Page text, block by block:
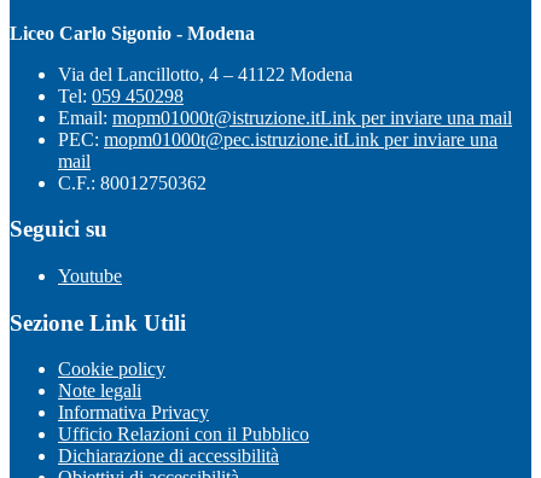
Liceo Carlo Sigonio - Modena
Via del Lancillotto, 4 – 41122 Modena
Tel: 059 450298
Email: mopm01000t@istruzione.itLink per inviare una mail
PEC: mopm01000t@pec.istruzione.itLink per inviare una
mail
C.F.: 80012750362
Seguici su
Youtube
Sezione Link Utili
Cookie policy
Note legali
Informativa Privacy
Ufficio Relazioni con il Pubblico
Dichiarazione di accessibilità